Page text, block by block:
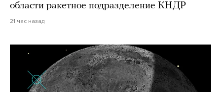
области ракетное подразделение КНДР
21 час назад